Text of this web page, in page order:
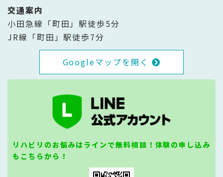
交通案内
小田急線「町田」駅徒歩5分
JR線「町田」駅徒歩7分
Googleマップを開く
リハビリのお悩みはラインで無料相談！体験の申し込み
もこちらから！